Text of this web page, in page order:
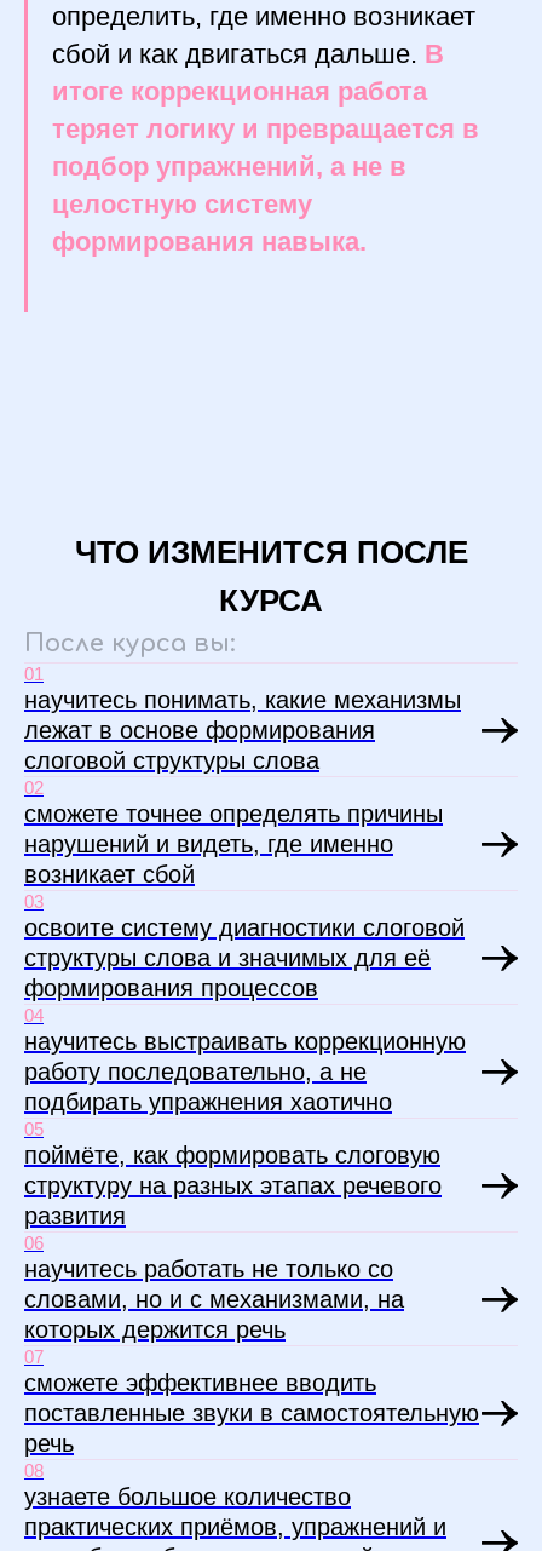
определить, где именно возникает
сбой и как двигаться дальше. В
итоге коррекционная работа
теряет логику и превращается в
подбор упражнений, а не в
целостную систему
формирования навыка.
ЧТО ИЗМЕНИТСЯ ПОСЛЕ
КУРСА
После курса вы:
01
научитесь понимать, какие механизмы
лежат в основе формирования
слоговой структуры слова
02
сможете точнее определять причины
нарушений и видеть, где именно
возникает сбой
03
освоите систему диагностики слоговой
структуры слова и значимых для её
формирования процессов
04
научитесь выстраивать коррекционную
работу последовательно, а не
подбирать упражнения хаотично
05
поймёте, как формировать слоговую
структуру на разных этапах речевого
развития
06
научитесь работать не только со
словами, но и с механизмами, на
которых держится речь
07
сможете эффективнее вводить
поставленные звуки в самостоятельную
речь
08
узнаете большое количество
практических приёмов, упражнений и